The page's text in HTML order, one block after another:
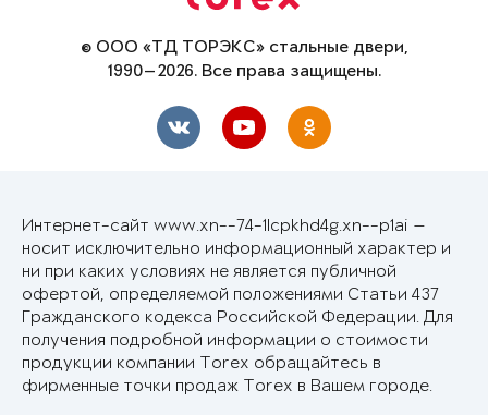
© ООО «ТД ТОРЭКС» стальные двери,
1990—2026. Все права защищены.
Интернет-сайт www.xn--74-1lcpkhd4g.xn--p1ai —
носит исключительно информационный характер и
ни при каких условиях не является публичной
офертой, определяемой положениями Статьи 437
Гражданского кодекса Российской Федерации. Для
получения подробной информации о стоимости
продукции компании Torex обращайтесь в
фирменные точки продаж Torex в Вашем городе.